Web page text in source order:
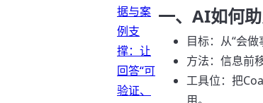
据与案
例支
撑：让
回答“可
验证、
一、AI如何
目标：从“会
方法：信息前
工具位：把